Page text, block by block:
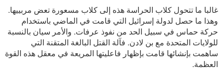
غالبا ما تتحول كلاب الحراسة هذه إلى كلاب مسعورة تعض مربييها.
وهذا ما حصل لدولة إسرائيل التي قامت في الماضي باستخدام
حركة حماس في سبيل الحد من نفوذ عرفات. والأمر سيان بالنسبة
للولايات المتحدة مع بن لادن. فآلة القتل البالغة المتقنة التي
ساهمت بإنشائها قامت بإظهار فاعليتها المريعة في معقل هذه القوة
العظمة.